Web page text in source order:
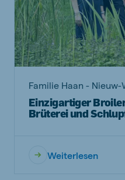
Familie Haan -
Einzigartiger
Brüterei und
Weiterlesen